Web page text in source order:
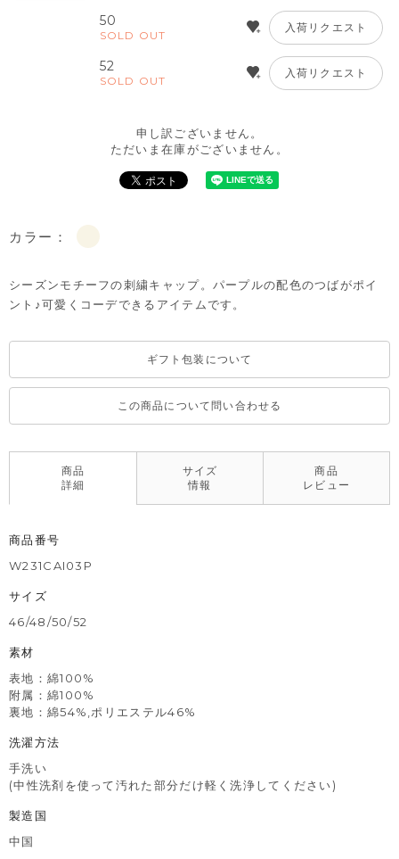
50
SOLD OUT
入荷リクエスト
52
SOLD OUT
入荷リクエスト
申し訳ございません。
ただいま在庫がございません。
カラー：
シーズンモチーフの刺繍キャップ。パープルの配色のつばがポイ
ント♪可愛くコーデできるアイテムです。
ギフト包装について
この商品について問い合わせる
商品
詳細
サイズ
情報
商品
レビュー
商品番号
W231CAI03P
サイズ
46/48/50/52
素材
表地：綿100%
附属：綿100%
裏地：綿54%,ポリエステル46%
洗濯方法
手洗い
(中性洗剤を使って汚れた部分だけ軽く洗浄してください)
製造国
中国